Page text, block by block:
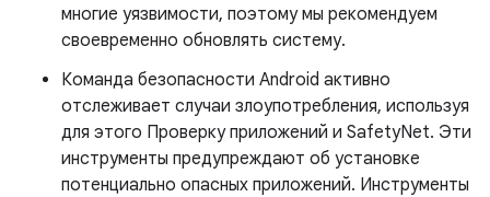
многие уязвимости, поэтому мы рекомендуем
своевременно обновлять систему.
Команда безопасности Android активно
отслеживает случаи злоупотребления, используя
для этого Проверку приложений и SafetyNet. Эти
инструменты предупреждают об установке
потенциально опасных приложений. Инструменты